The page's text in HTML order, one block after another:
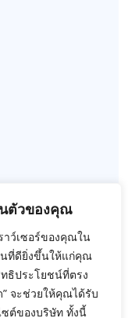
ตัวของคุณ
าว์เซอร์ของคุณใน
นที่ดียิ่งขึ้นให้แก่คุณ
ธิประโยชน์ที่ตรง
จะช่วยให้คุณได้รับ
ต์ของบริษัท ทั้งนี้